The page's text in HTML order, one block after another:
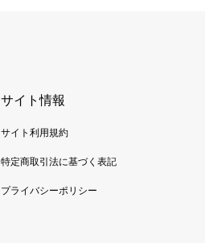
サイト情報
サイト利用規約
特定商取引法に基づく表記
プライバシーポリシー